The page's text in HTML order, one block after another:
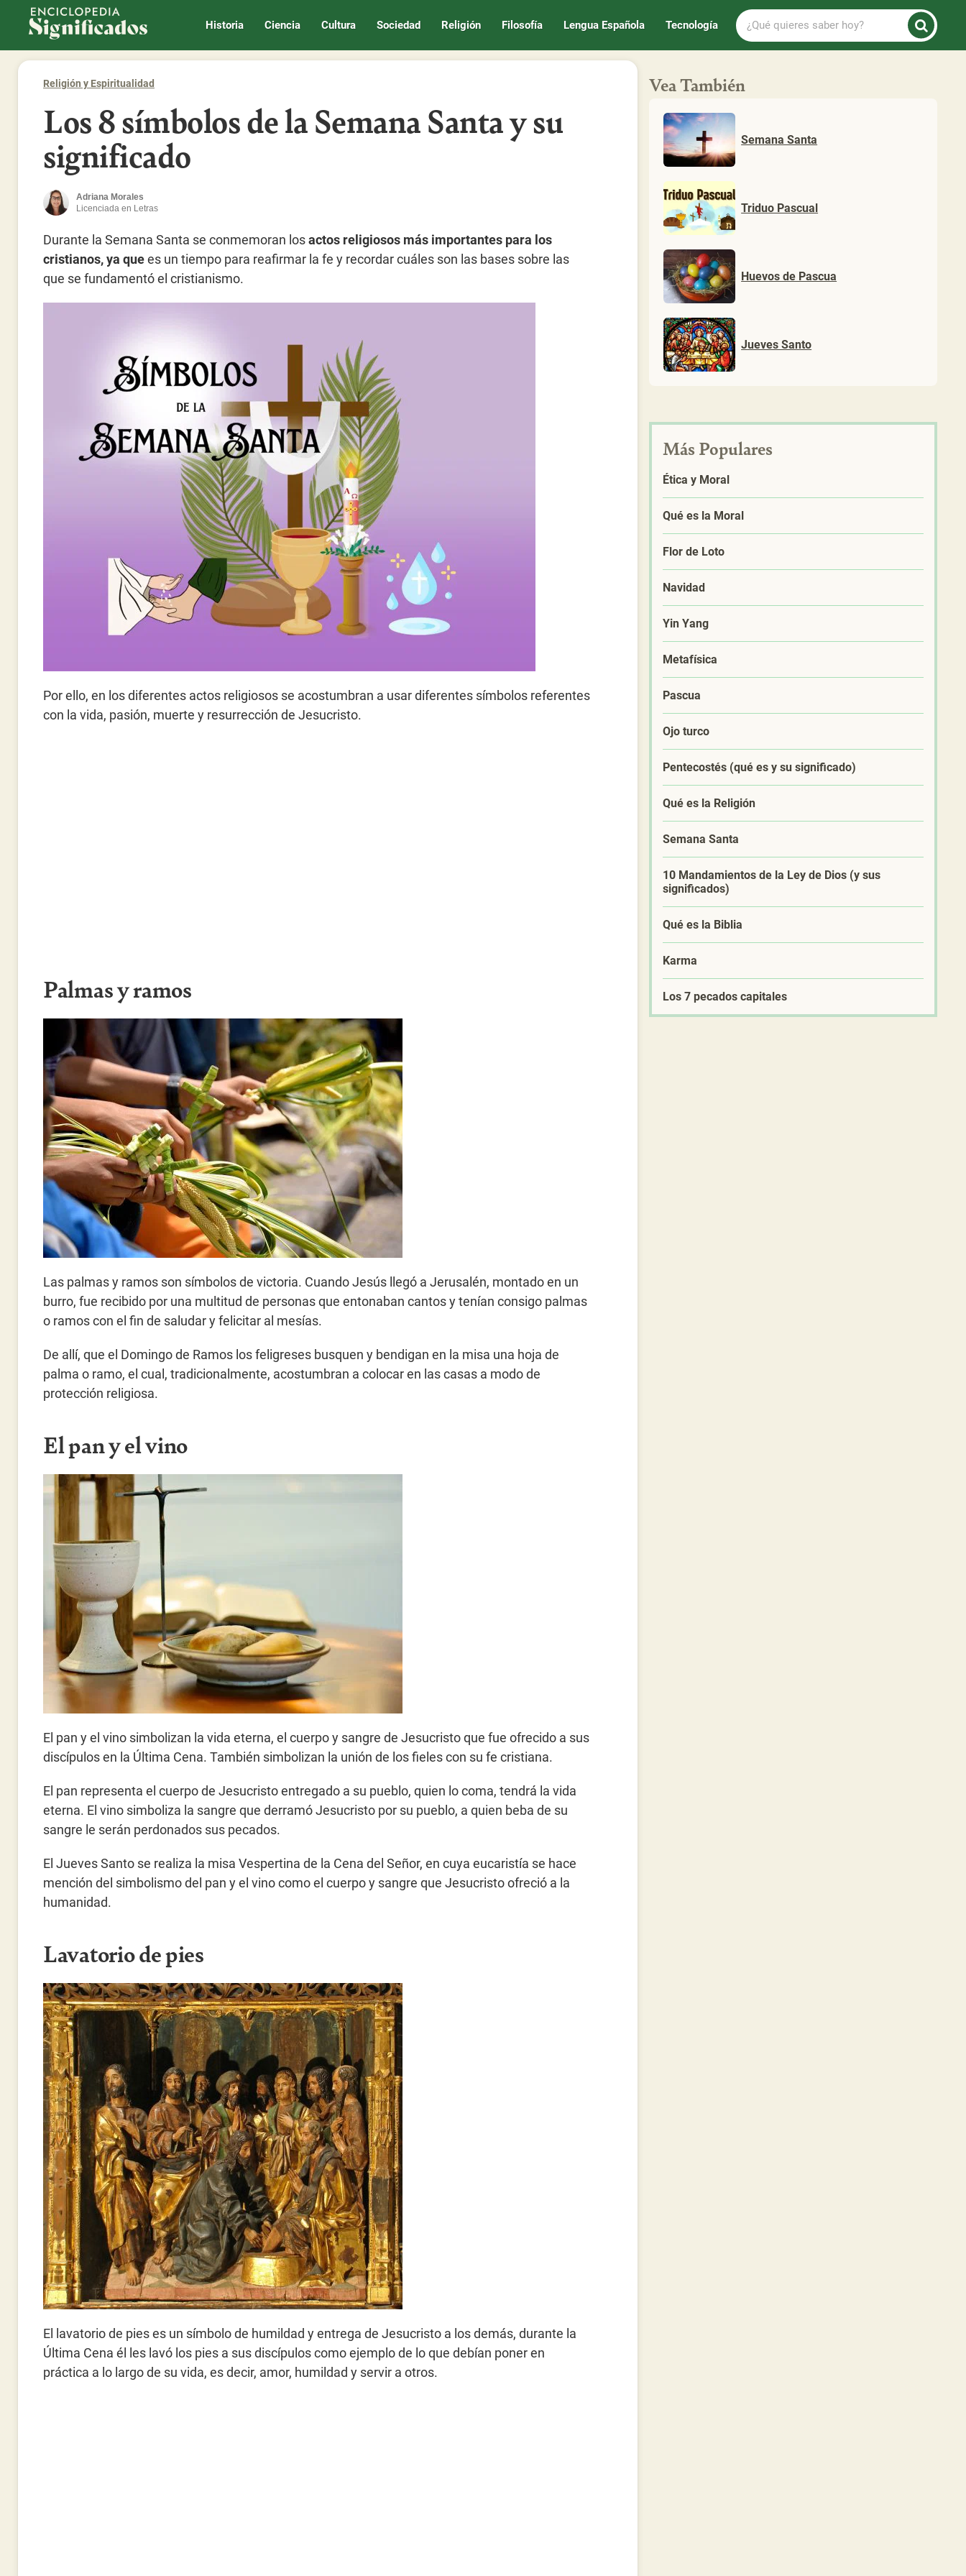
Enciclopedia Significados
Historia Ciencia Cultura Sociedad Religión Filosofía Lengua Española Tecnología
¿Qué
quieres
saber
Religión y Espiritualidad
Los 8 símbolos de la Semana Santa y su
significado
Adriana Morales
Licenciada en Letras
Durante la Semana Santa se conmemoran losactos religiosos más importantes para los
cristianos, ya quees un tiempo para reafirmar la fe y recordar cuáles son las bases sobre las
que se fundamentó el cristianismo.
Por ello, en los diferentes actos religiosos se acostumbran a usar diferentes símbolos referentes
con la vida, pasión, muerte y resurrección de Jesucristo.
Palmas y ramos
Las palmas y ramos son símbolos de victoria. Cuando Jesús llegó a Jerusalén, montado en un
burro, fue recibido por una multitud de personas que entonaban cantos y tenían consigo palmas
o ramos con el fin de saludar y felicitar al mesías.
De allí, que el Domingo de Ramos los feligreses busquen y bendigan en la misa una hoja de
palma o ramo, el cual, tradicionalmente, acostumbran a colocar en las casas a modo de
protección religiosa.
El pan y el vino
El pan y el vino simbolizan la vida eterna, el cuerpo y sangre de Jesucristo que fue ofrecido a sus
discípulos en la Última Cena. También simbolizan la unión de los fieles con su fe cristiana.
El pan representa el cuerpo de Jesucristo entregado a su pueblo, quien lo coma, tendrá la vida
eterna. El vino simboliza la sangre que derramó Jesucristo por su pueblo, a quien beba de su
sangre le serán perdonados sus pecados.
El Jueves Santo se realiza la misa Vespertina de la Cena del Señor, en cuya eucaristía se hace
mención del simbolismo del pan y el vino como el cuerpo y sangre que Jesucristo ofreció a la
humanidad.
Lavatorio de pies
El lavatorio de pies es un símbolo de humildad y entrega de Jesucristo a los demás, durante la
Última Cena él les lavó los pies a sus discípulos como ejemplo de lo que debían poner en
práctica a lo largo de su vida, es decir, amor, humildad y servir a otros.
Vea También
Semana Santa
Triduo Pascual
Huevos de Pascua
Jueves Santo
Más Populares
Ética y Moral
Qué es la Moral
Flor de Loto
Navidad
Yin Yang
Metafísica
Pascua
Ojo turco
Pentecostés (qué es y su significado)
Qué es la Religión
Semana Santa
10 Mandamientos de la Ley de Dios (y sus
significados)
Qué es la Biblia
Karma
Los 7 pecados capitales